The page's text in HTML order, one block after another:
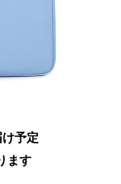
予定
ます